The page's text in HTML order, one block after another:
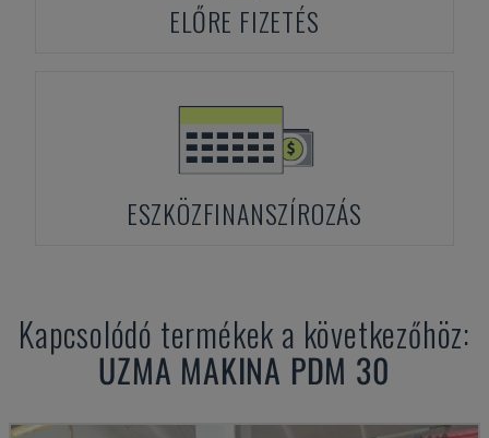
ELŐRE FIZETÉS
ESZKÖZFINANSZÍROZÁS
Kapcsolódó termékek a következőhöz:
UZMA MAKINA PDM 30